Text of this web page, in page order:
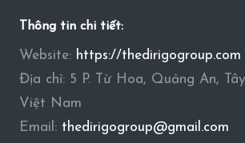
Thông tin chi tiết:
Website: https://thedirigogroup.com
Địa chỉ: 5 P. Từ Hoa, Quảng An,
Việt Nam
Email: thedirigogroup@gmail.com